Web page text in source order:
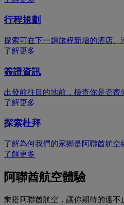
行程規劃
探索可在下一趟旅程新增的酒店、
了解更多
簽證資訊
出發前往目的地前，檢查你是否齊
了解更多
探索杜拜
了解為何我們的家鄉是阿聯酋航
了解更多
阿聯酋航空體驗
乘搭阿聯酋航空，讓你期待的遠不